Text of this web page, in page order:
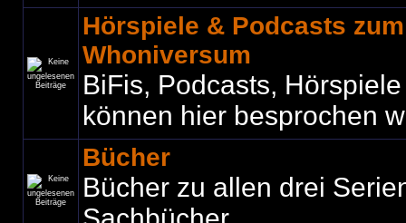
Hörspiele & Podcasts
Whoniversum
BiFis, Podcasts,
können hier besprochen
Bücher
Bücher zu allen drei